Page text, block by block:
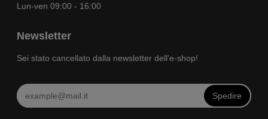
Lun-ven 09:00 - 16:00
Newsletter
Sei stato cancellato dalla newsletter dell'e-shop!
Spedire